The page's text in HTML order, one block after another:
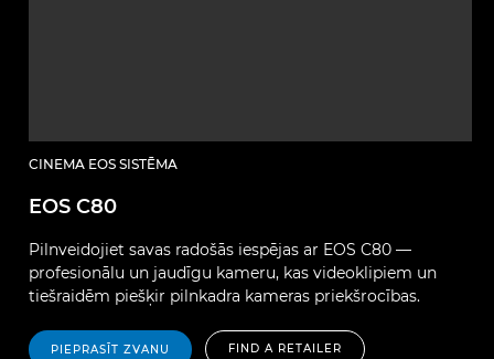
CINEMA EOS SISTĒMA
EOS C80
Pilnveidojiet savas radošās iespējas ar EOS C80 —
profesionālu un jaudīgu kameru, kas videoklipiem un
tiešraidēm piešķir pilnkadra kameras priekšrocības.
PIEPRASĪT ZVANU FIND A RETAILER